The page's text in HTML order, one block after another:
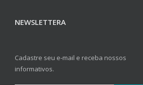
NEWSLETTERA
Cadastre seu e-mail e receba nossos
informativos.